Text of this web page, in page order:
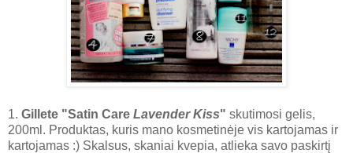
1. Gillete "Satin Care Lavender Kiss" skutimosi gelis,
200ml. Produktas, kuris mano kosmetinėje vis kartojamas ir
kartojamas :) Skalsus, skaniai kvepia, atlieka savo paskirtį